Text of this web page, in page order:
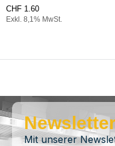
CHF 1.60
Exkl. 8,1% MwSt.
Mit unserer